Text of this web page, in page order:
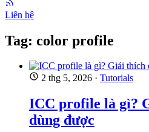
Liên hệ
Tag: color profile
2 thg 5, 2026 · Tutorials
ICC profile là gì?
dùng được